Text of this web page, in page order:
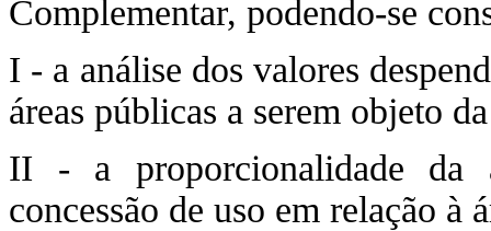
Complementar, podendo-se
I - a análise dos valores
áreas públicas a serem objeto
II - a proporcionalidade da
concessão de uso em relação à